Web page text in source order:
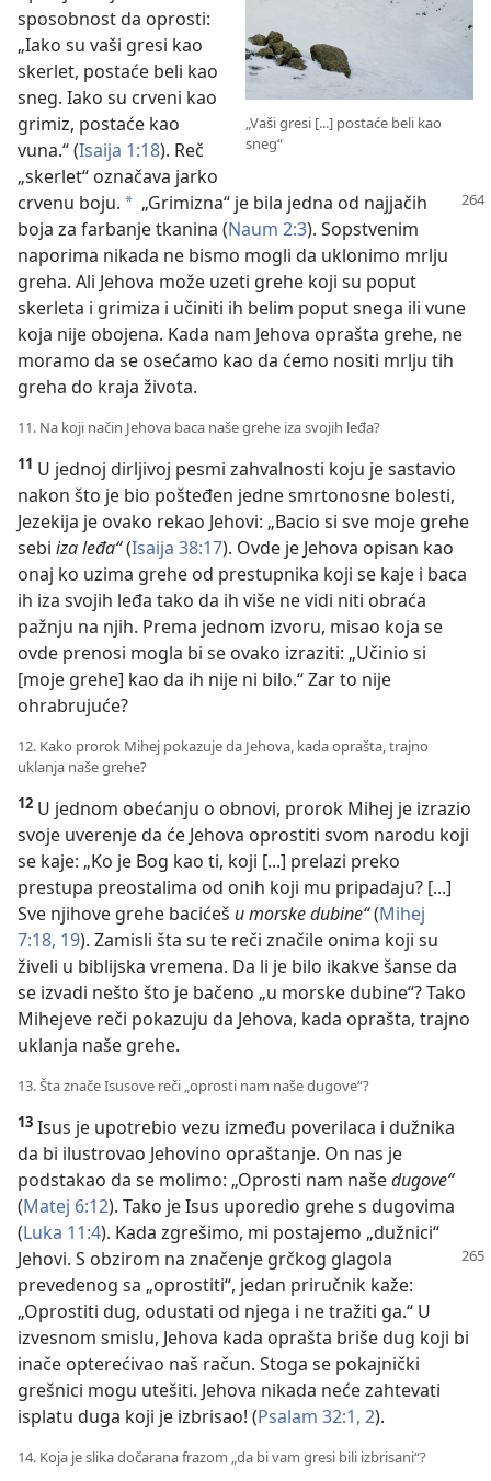
„Vaši gresi [...] postaće beli kao
sneg“
sposobnost da oprosti:
„Iako su vaši gresi kao
skerlet, postaće beli kao
sneg. Iako su crveni kao
grimiz, postaće kao
vuna.“ (Isaija 1:18). Reč
„skerlet“ označava jarko
crvenu boju. a „Grimizna“ je bila jedna od najjačih
boja za farbanje tkanina (Naum 2:3). Sopstvenim
naporima nikada ne bismo mogli da uklonimo mrlju
greha. Ali Jehova može uzeti grehe koji su poput
skerleta i grimiza i učiniti ih belim poput snega ili vune
koja nije obojena. Kada nam Jehova oprašta grehe, ne
moramo da se osećamo kao da ćemo nositi mrlju tih
greha do kraja života.
11. Na koji način Jehova baca naše grehe iza svojih leđa?
11 U jednoj dirljivoj pesmi zahvalnosti koju je sastavio
nakon što je bio pošteđen jedne smrtonosne bolesti,
Jezekija je ovako rekao Jehovi: „Bacio si sve moje grehe
sebi iza leđa“(Isaija 38:17). Ovde je Jehova opisan kao
onaj ko uzima grehe od prestupnika koji se kaje i baca
ih iza svojih leđa tako da ih više ne vidi niti obraća
pažnju na njih. Prema jednom izvoru, misao koja se
ovde prenosi mogla bi se ovako izraziti: „Učinio si
[moje grehe] kao da ih nije ni bilo.“ Zar to nije
ohrabrujuće?
12. Kako prorok Mihej pokazuje da Jehova, kada oprašta, trajno
uklanja naše grehe?
12 U jednom obećanju o obnovi, prorok Mihej je izrazio
svoje uverenje da će Jehova oprostiti svom narodu koji
se kaje: „Ko je Bog kao ti, koji [...] prelazi preko
prestupa preostalima od onih koji mu pripadaju? [...]
Sve njihove grehe bacićeš u morske dubine“(Mihej
7:18, 19). Zamisli šta su te reči značile onima koji su
živeli u biblijska vremena. Da li je bilo ikakve šanse da
se izvadi nešto što je bačeno „u morske dubine“? Tako
Mihejeve reči pokazuju da Jehova, kada oprašta, trajno
uklanja naše grehe.
13. Šta znače Isusove reči „oprosti nam naše dugove“?
13 Isus je upotrebio vezu između poverilaca i dužnika
da bi ilustrovao Jehovino opraštanje. On nas je
podstakao da se molimo: „Oprosti nam našedugove“
(Matej 6:12). Tako je Isus uporedio grehe s dugovima
(Luka 11:4). Kada zgrešimo, mi postajemo „dužnici“
Jehovi. S obzirom na značenje grčkog glagola
prevedenog sa „oprostiti“, jedan priručnik kaže:
„Oprostiti dug, odustati od njega i ne tražiti ga.“ U
izvesnom smislu, Jehova kada oprašta briše dug koji bi
inače opterećivao naš račun. Stoga se pokajnički
grešnici mogu utešiti. Jehova nikada neće zahtevati
isplatu duga koji je izbrisao! (Psalam 32:1, 2).
14. Koja je slika dočarana frazom „da bi vam gresi bili izbrisani“?